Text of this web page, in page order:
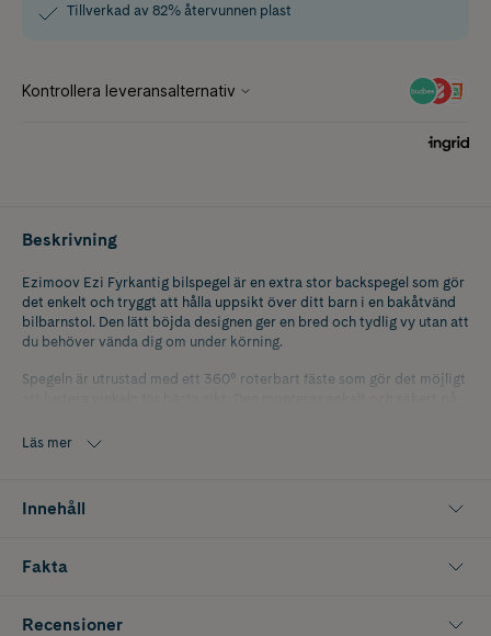
Tillverkad av 82% återvunnen plast
Beskrivning
Ezimoov Ezi Fyrkantig bilspegel är en extra stor backspegel som gör
det enkelt och tryggt att hålla uppsikt över ditt barn i en bakåtvänd
bilbarnstol. Den lätt böjda designen ger en bred och tydlig vy utan att
du behöver vända dig om under körning.
Spegeln är utrustad med ett 360° roterbart fäste som gör det möjligt
nackstöd. Tillverkad av akryl och 82 % återvunnen plast kombinerar
Läs mer
Innehåll
Fakta
Recensioner